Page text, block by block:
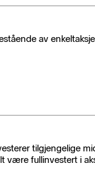
av
tilgjengelige
være fullinvestert i